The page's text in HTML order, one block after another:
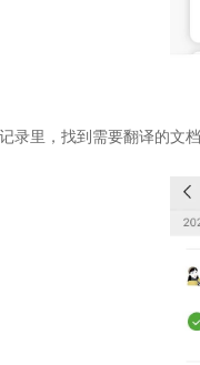
录里，找到需要翻译的文